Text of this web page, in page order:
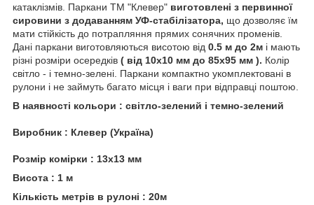
катаклізмів. Паркани ТМ "Клевер" виготовлені з первинної
сировини з додаванням УФ-стабілізатора, що дозволяє їм
мати стійкість до потрапляння прямих сонячних променів.
Дані паркани виготовляються висотою від 0.5 м до 2м і мають
різні розміри осередків ( від 10х10 мм до 85х95 мм ). Колір
світло - і темно-зелені. Паркани компактно укомплектовані в
рулони і не займуть багато місця і ваги при відправці поштою.
В наявності кольори : світло-зелений і темно-зелений
Виробник : Клевер (Україна)
Розмір комірки : 13x13 мм
Висота : 1 м
Кількість метрів в рулоні : 20м